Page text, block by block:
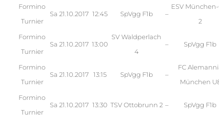
Formino
Turnier
Sa 21.10.2017 12:45 SpVgg F1b –
ESV
2
Formino
Turnier
Sa 21.10.2017 13:00
SV Waldperlach
4
– SpVgg F1b
Formino
Turnier
Sa 21.10.2017 13:15 SpVgg F1b –
FC
München
Formino
Turnier
Sa 21.10.2017 13:30 TSV Ottobrunn 2 – SpVgg F1b